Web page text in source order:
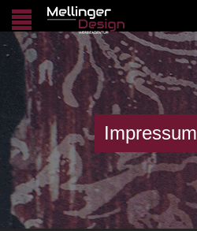
Impressum